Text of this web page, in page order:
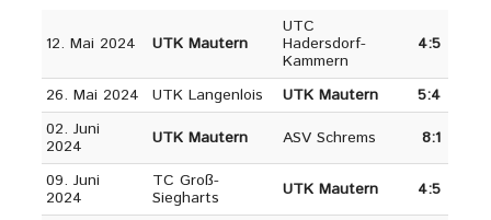
12. Mai 2024 UTK Mautern
UTC
Hadersdorf-
Kammern
4:5
26. Mai 2024 UTK Langenlois UTK Mautern
5:4
02. Juni
2024
UTK Mautern ASV Schrems
8:1
09. Juni
2024
TC Groß-
Siegharts
UTK Mautern 4:5